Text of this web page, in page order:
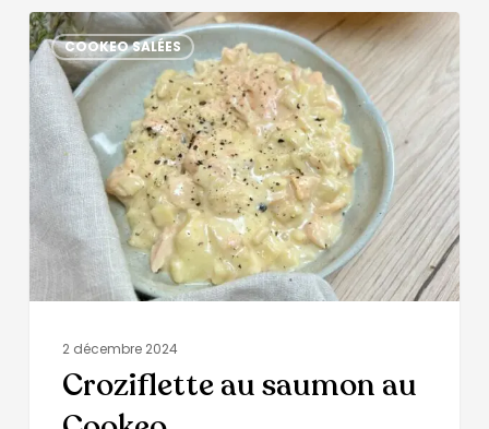
COOKEO SALÉES
2 décembre 2024
Croziflette au saumon au